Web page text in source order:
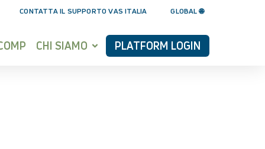
CONTATTA IL SUPPORTO VAS ITALIA GLOBAL 🌐
CHI SIAMO PLATFORM LOGIN